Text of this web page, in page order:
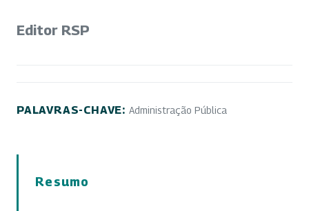
Editor RSP
PALAVRAS-CHAVE: Administração Pública
Resumo